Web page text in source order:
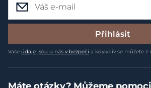
Přihlásit
Vaše údaje jsou u nás v bezpečí a kdykoliv se můžete